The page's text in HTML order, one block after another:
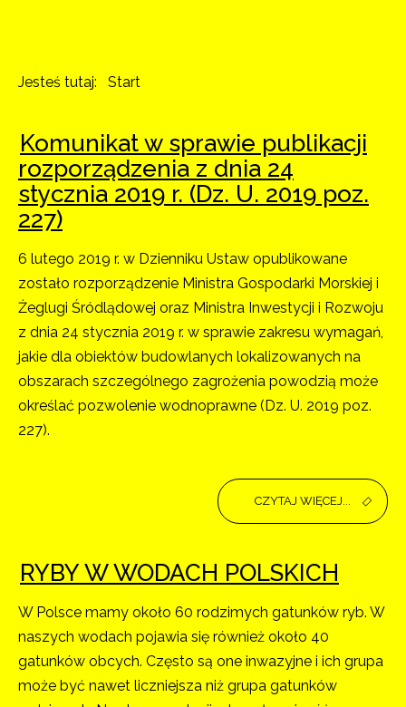
Jesteś tutaj: Start
Komunikat w sprawie publikacji
rozporządzenia z dnia 24
stycznia 2019 r. (Dz. U. 2019 poz.
227)
6 lutego 2019 r. w Dzienniku Ustaw opublikowane
zostało rozporządzenie Ministra Gospodarki Morskiej i
Żeglugi Śródlądowej oraz Ministra Inwestycji i Rozwoju
z dnia 24 stycznia 2019 r. w sprawie zakresu wymagań,
jakie dla obiektów budowlanych lokalizowanych na
obszarach szczególnego zagrożenia powodzią może
określać pozwolenie wodnoprawne (Dz. U. 2019 poz.
227).
CZYTAJ WIĘCEJ...
RYBY W WODACH POLSKICH
W Polsce mamy około 60 rodzimych gatunków ryb. W
naszych wodach pojawia się również około 40
gatunków obcych. Często są one inwazyjne i ich grupa
może być nawet liczniejsza niż grupa gatunków